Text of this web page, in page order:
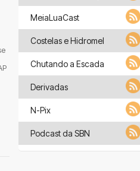
MeiaLuaCast
Costelas e Hidromel
Chutando a Escada
Derivadas
N-Pix
Podcast da SBN